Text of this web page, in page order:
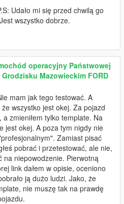
Udało mi się przed chwilą go
wszystko dobrze.
operacyjny Państwowej
Mazowieckim FORD
mam jak tego testować. A
wszystko jest okej. Za pojazd
zmieniłem tylko template. Na
jest okej. A poza tym nigdy nie
Zamiast pisać
pobrać i przetestować, ale nie,
na niepowodzenie. Pierwotną
link dałem w opisie, oceniono
ją dużo ludzi. Jako, że
nie muszę tak na prawdę